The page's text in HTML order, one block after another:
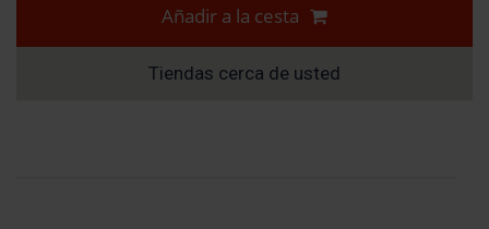
Añadir a la cesta
Tiendas cerca de usted